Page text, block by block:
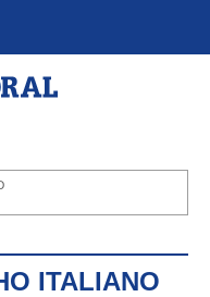
ITALIANO